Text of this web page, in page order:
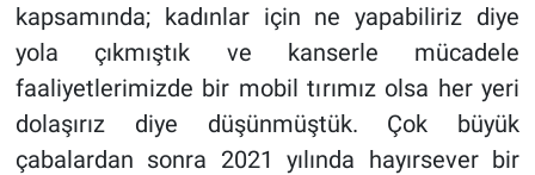
kapsamında; kadınlar için ne yapabiliriz diye
yola çıkmıştık ve kanserle mücadele
faaliyetlerimizde bir mobil tırımız olsa her yeri
dolaşırız diye düşünmüştük. Çok büyük
çabalardan sonra 2021 yılında hayırsever bir